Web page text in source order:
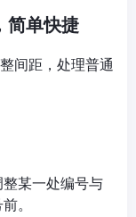
简单快捷
间距，处理普通
某一处编号与
。